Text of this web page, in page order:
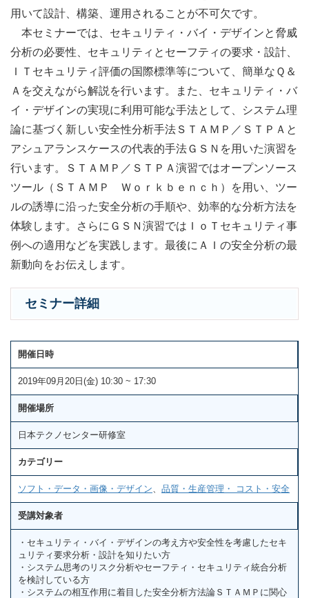
用いて設計、構築、運用されることが不可欠です。
本セミナーでは、セキュリティ・バイ・デザインと脅威
分析の必要性、セキュリティとセーフティの要求・設計、
ＩＴセキュリティ評価の国際標準等について、簡単なＱ＆
Ａを交えながら解説を行います。また、セキュリティ・バ
イ・デザインの実現に利用可能な手法として、システム理
論に基づく新しい安全性分析手法ＳＴＡＭＰ／ＳＴＰＡと
アシュアランスケースの代表的手法ＧＳＮを用いた演習を
行います。ＳＴＡＭＰ／ＳＴＰＡ演習ではオープンソース
ツール（ＳＴＡＭＰ Ｗｏｒｋｂｅｎｃｈ）を用い、ツー
ルの誘導に沿った安全分析の手順や、効率的な分析方法を
体験します。さらにＧＳＮ演習ではＩｏＴセキュリティ事
例への適用などを実践します。最後にＡＩの安全分析の最
新動向をお伝えします。
セミナー詳細
開催日時
2019年09月20日(金) 10:30 ~ 17:30
開催場所
日本テクノセンター研修室
カテゴリー
ソフト・データ・画像・デザイン 品質・生産管理・ コスト・安全
受講対象者
・セキュリティ・バイ・デザインの考え方や安全性を考慮したセキ
ュリティ要求分析・設計を知りたい方
・システム思考のリスク分析やセーフティ・セキュリティ統合分析
を検討している方
・システムの相互作用に着目した安全分析方法論ＳＴＡＭＰに関心